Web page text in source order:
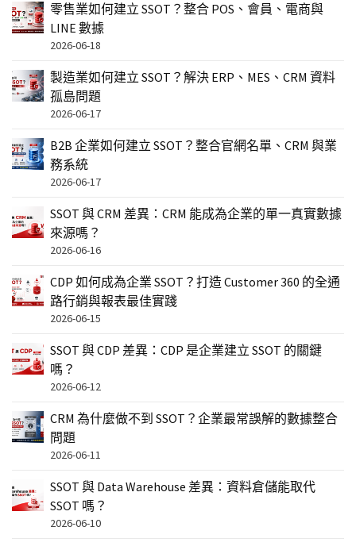
零售業如何建立 SSOT？整合 POS、會員、電商與
LINE 數據
2026-06-18
製造業如何建立 SSOT？解決 ERP、MES、CRM 資料
孤島問題
2026-06-17
B2B 企業如何建立 SSOT？整合官網名單、CRM 與業
務系統
2026-06-17
SSOT 與 CRM 差異：CRM 能成為企業的單一真實數據
來源嗎？
2026-06-16
CDP 如何成為企業 SSOT？打造 Customer 360 的全通
路行銷與報表最佳實踐
2026-06-15
SSOT 與 CDP 差異：CDP 是企業建立 SSOT 的關鍵
嗎？
2026-06-12
CRM 為什麼做不到 SSOT？企業最常誤解的數據整合
問題
2026-06-11
SSOT 與 Data Warehouse 差異：資料倉儲能取代
SSOT 嗎？
2026-06-10